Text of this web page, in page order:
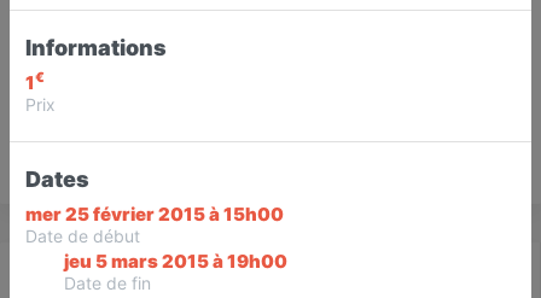
Actualité Catalogue
Informations
1€
Prix
Dates
mer 25 février 2015 à 15h00
Date de début
jeu 5 mars 2015 à 19h00
Date de fin